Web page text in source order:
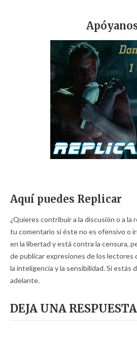
Aquí puedes Replicar
¿Quieres contribuir a la discusión o a la
tu comentario si éste no es ofensivo o
en la libertad y está contra la censura,
de publicar expresiones de los lectores
la inteligencia y la sensibilidad. Si estás
adelante.
DEJA UNA RESPUESTA